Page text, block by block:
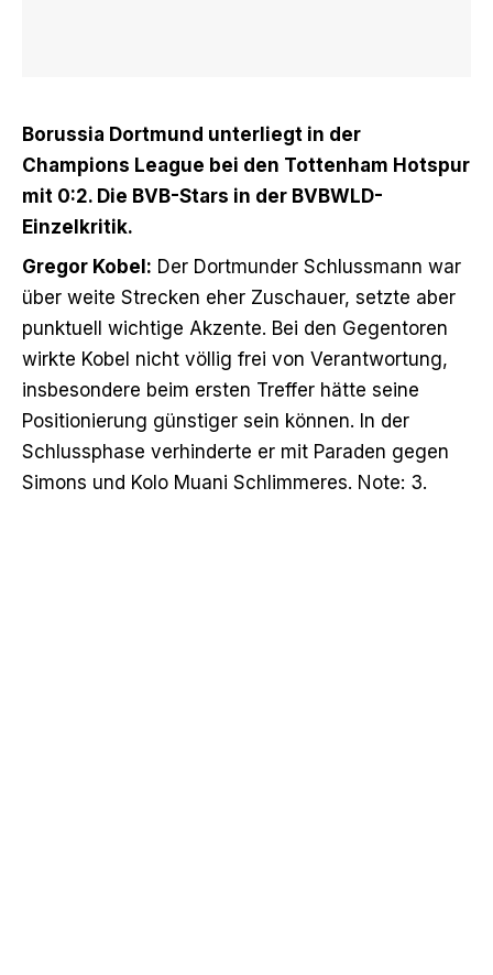
Borussia Dortmund unterliegt in der
Champions League bei den Tottenham Hotspur
mit 0:2. Die BVB-Stars in der BVBWLD-
Einzelkritik.
Gregor Kobel: Der Dortmunder Schlussmann war
über weite Strecken eher Zuschauer, setzte aber
punktuell wichtige Akzente. Bei den Gegentoren
wirkte Kobel nicht völlig frei von Verantwortung,
insbesondere beim ersten Treffer hätte seine
Positionierung günstiger sein können. In der
Schlussphase verhinderte er mit Paraden gegen
Simons und Kolo Muani Schlimmeres. Note: 3.